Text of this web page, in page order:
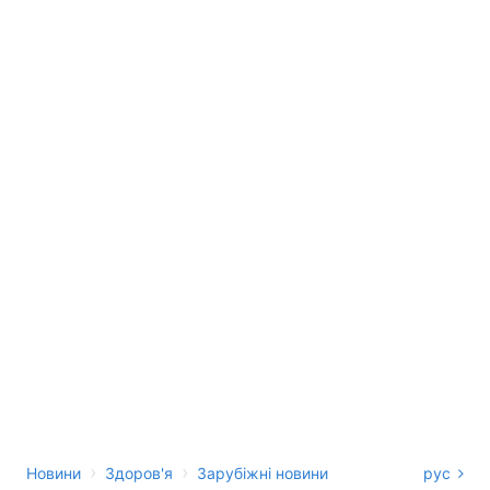
Новини › Здоров'я › Зарубіжні новини рус